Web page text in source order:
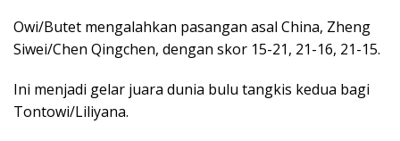
Owi/Butet mengalahkan pasangan asal China, Zheng
Siwei/Chen Qingchen, dengan skor 15-21, 21-16, 21-15.
Ini menjadi gelar juara dunia bulu tangkis kedua bagi
Tontowi/Liliyana.